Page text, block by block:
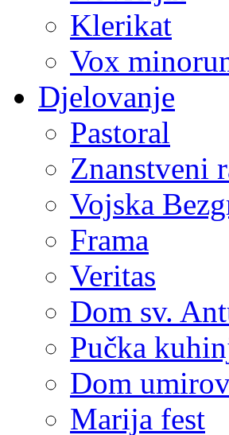
Klerikat
Vox
Djelovanje
Pastoral
Znanstveni
Vojska
Frama
Veritas
Dom sv.
Pučka
Dom
Marija fest